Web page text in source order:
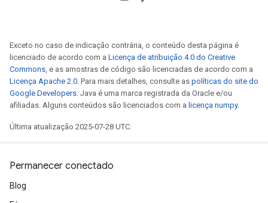
Exceto no caso de indicação contrária, o conteúdo desta página é
licenciado de acordo com a Licença de atribuição 4.0 do Creative
Commons, e as amostras de código são licenciadas de acordo com a
Licença Apache 2.0. Para mais detalhes, consulte as políticas do site do
Google Developers. Java é uma marca registrada da Oracle e/ou
afiliadas. Alguns conteúdos são licenciados com a licença numpy.
Última atualização 2025-07-28 UTC.
Permanecer conectado
Blog